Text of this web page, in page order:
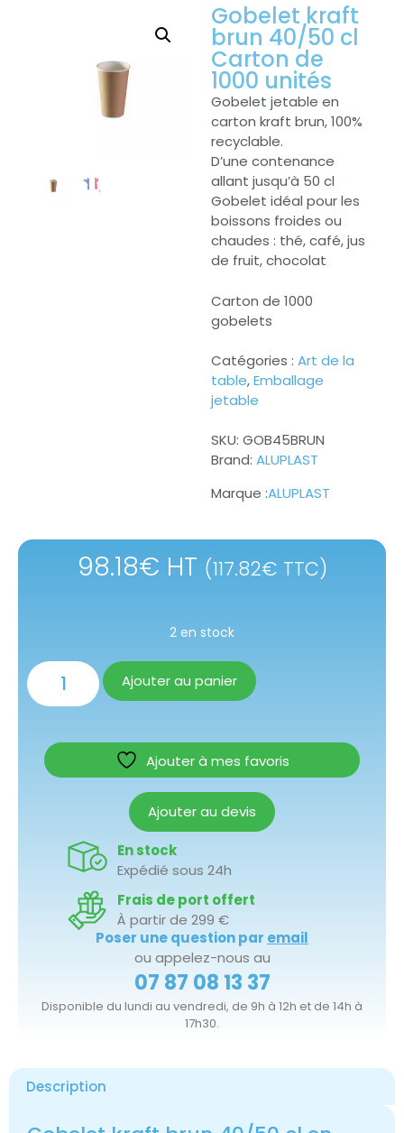
Gobelet kraft
brun 40/50 cl
Carton de
1000 unités
Gobelet jetable en
carton kraft brun, 100%
recyclable.
D’une contenance
allant jusqu’à 50 cl
Gobelet idéal pour les
boissons froides ou
chaudes : thé, café, jus
de fruit, chocolat
Carton de 1000
gobelets
Catégories : Art de la
table,Emballage
jetable
SKU: GOB45BRUN
Brand: ALUPLAST
ALUPLAST
98.18€ HT (117.82€ TTC)
2 en stock
Ajouter au panier
Ajouter à mes favoris
Ajouter au devis
En stock
Expédié sous 24h
Frais de port offert
À partir de 299 €
Poser une question par email
ou appelez-nous au
07 87 08 13 37
Disponible du lundi au vendredi, de 9h à 12h et de 14h à
17h30.
Description